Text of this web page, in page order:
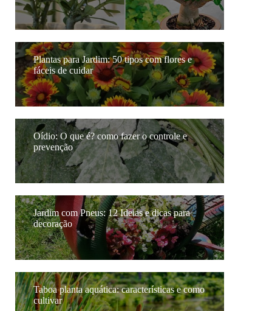
Plantas para Jardim: 50 tipos com flores e
fáceis de cuidar
Oídio: O que é? como fazer o controle e
prevenção
Jardim com Pneus: 12 Ideias e dicas para
decoração
Taboa planta aquática: características e como
cultivar